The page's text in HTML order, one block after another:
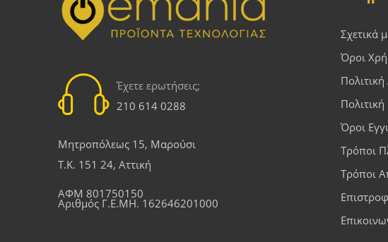
Έχετε ερωτήσεις;
210 614 0288
Μητροπόλεως 15, Μαρούσι
Τ.Κ. 151 24, Αττική
ΑΦΜ 801750150
Αριθμός Γ.Ε.ΜΗ. 162646201000
Σχετικά
Όροι
Όροι
Τρόποι
Τρόποι